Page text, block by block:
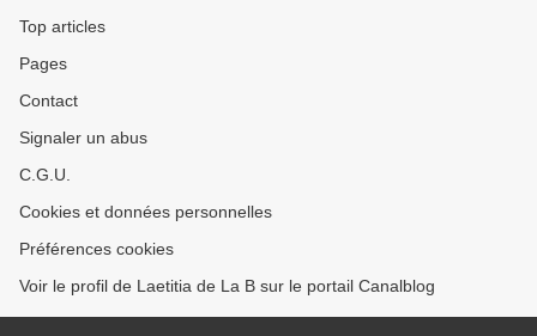
Top articles
Pages
Contact
Signaler un abus
C.G.U.
Cookies et données personnelles
Préférences cookies
Voir le profil de Laetitia de La B sur le portail Canalblog